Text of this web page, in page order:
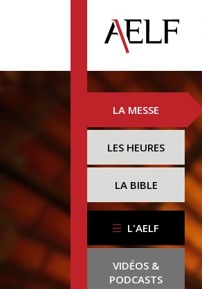
LA MESSE
LES HEURES
LA BIBLE
L'AELF
VIDÉOS &
PODCASTS